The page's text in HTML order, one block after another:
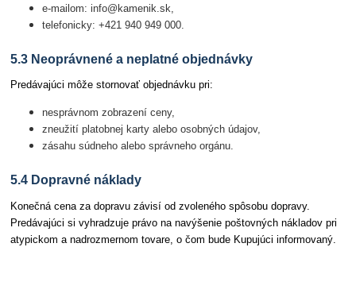
e-mailom: info@kamenik.sk,
telefonicky: +421 940 949 000.
5.3 Neoprávnené a neplatné objednávky
Predávajúci môže stornovať objednávku pri:
nesprávnom zobrazení ceny,
zneužití platobnej karty alebo osobných údajov,
zásahu súdneho alebo správneho orgánu.
5.4 Dopravné náklady
Konečná cena za dopravu závisí od zvoleného spôsobu dopravy.
Predávajúci si vyhradzuje právo na navýšenie poštovných nákladov pri
atypickom a nadrozmernom tovare, o čom bude Kupujúci informovaný.